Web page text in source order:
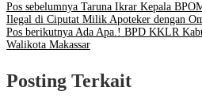
Pos sebelumnya Taruna Ikrar Kepala
Ilegal di Ciputat Milik Apoteker dengan
Pos berikutnya Ada Apa.! BPD KKLR
Walikota Makassar
Posting Terkait